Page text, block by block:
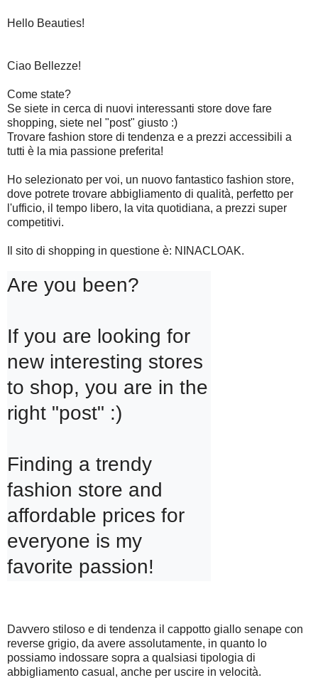
Hello Beauties!
Ciao Bellezze!
Come state?
Se siete in cerca di nuovi interessanti store dove fare
shopping, siete nel "post" giusto :)
Trovare fashion store di tendenza e a prezzi accessibili a
tutti è la mia passione preferita!
Ho selezionato per voi, un nuovo fantastico fashion store,
dove potrete trovare abbigliamento di qualità, perfetto per
l'ufficio, il tempo libero, la vita quotidiana, a prezzi super
competitivi.
Il sito di shopping in questione è: NINACLOAK.
Are you been?
If you are looking for
new interesting stores
to shop, you are in the
right "post" :)
Finding a trendy
fashion store and
affordable prices for
everyone is my
Davvero stiloso e di tendenza il cappotto giallo senape con
reverse grigio, da avere assolutamente, in quanto lo
possiamo indossare sopra a qualsiasi tipologia di
abbigliamento casual, anche per uscire in velocità.